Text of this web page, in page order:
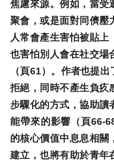
焦慮來源。例如，當受
聚會，或是面對同儕壓
人常會產生害怕被貼上
也害怕別人會在社交場
（頁61）。作者也提
拒絕，同時不產生負疚
步驟化的方式，協助讀
能帶來的影響（頁66-
的核心價值中息息相關
建立，也將有助於青年